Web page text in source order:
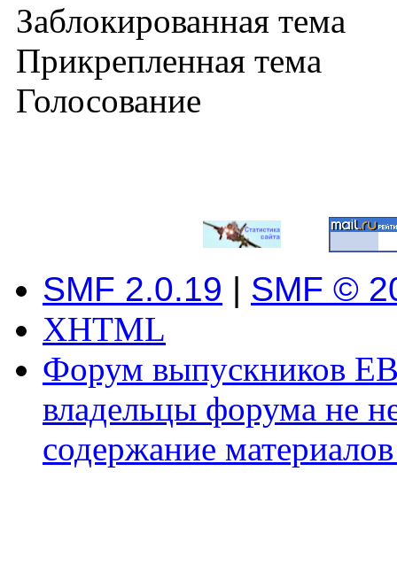
Заблокированная тема
Прикрепленная тема
Голосование
SMF 2.0.19 | SMF ©
XHTML
Форум выпускников
владельцы форума не
содержание